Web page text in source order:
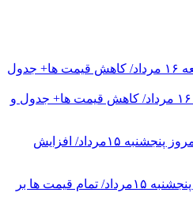
قیمت طلا و سکه امروز جمعه ۱۶ مرداد/ کاهش قیمت ها+ جدول و
قیمت طلا، دلار و سکه امروز پنجشنبه ۱۵مرداد/ افزایش
قیمت طلا و سکه امروز پنجشنبه ۱۵مرداد/ تمام قیمت ها بر